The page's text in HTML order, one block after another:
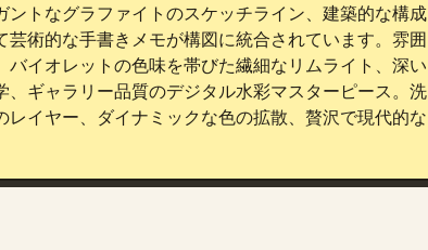
トなグラファイトのスケッチライン、建築的な構成
術的な手書きメモが構図に統合されています。雰囲
イオレットの色味を帯びた繊細なリムライト、深い
ギャラリー品質のデジタル水彩マスターピース。洗
イヤー、ダイナミックな色の拡散、贅沢で現代的な